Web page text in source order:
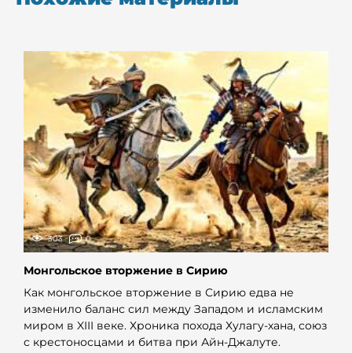
303 0
Монгольское вторжение в Сирию
Как монгольское вторжение в Сирию едва не
изменило баланс сил между Западом и исламским
миром в XIII веке. Хроника похода Хулагу-хана, союз
с крестоносцами и битва при Айн-Джалуте.